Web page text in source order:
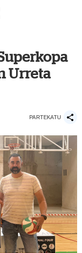
Urreta
PARTEKATU